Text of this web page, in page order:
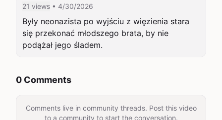
21 views • 4/30/2026
Były neonazista po wyjściu z więzienia stara
się przekonać młodszego brata, by nie
podążał jego śladem.
0 Comments
Comments live in community threads. Post this video
to a community to start the conversation.